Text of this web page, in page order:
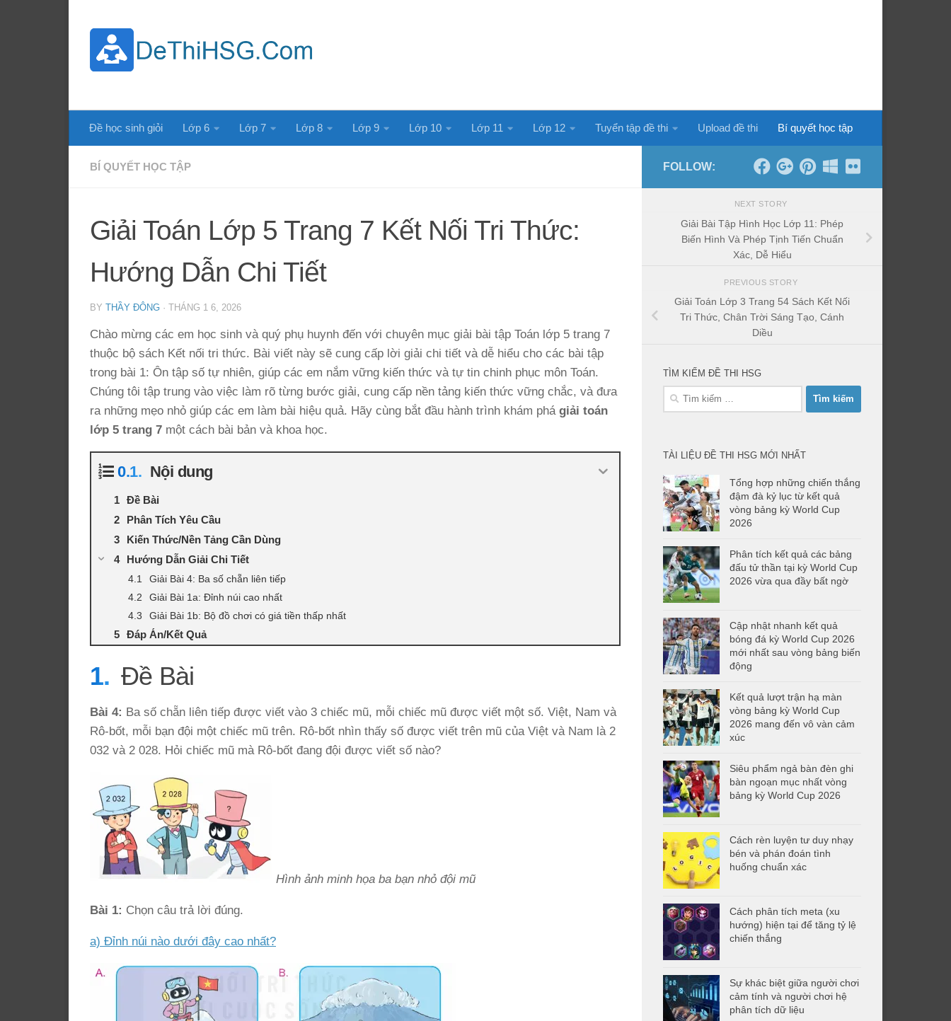
Đề học sinh giỏi Lớp 6 Lớp 7 Lớp 8 Lớp 9 Lớp 10 Lớp 11 Lớp 12 Tuyển tập đề thi Upload đề thi Bí quyết học tập
BÍ QUYẾT HỌC TẬP
Giải Toán Lớp 5 Trang 7 Kết Nối Tri Thức:
Hướng Dẫn Chi Tiết
BY THẦY ĐÔNG · THÁNG 1 6, 2026
Chào mừng các em học sinh và quý phụ huynh đến với chuyên mục giải bài tập Toán lớp 5 trang 7
thuộc bộ sách Kết nối tri thức. Bài viết này sẽ cung cấp lời giải chi tiết và dễ hiểu cho các bài tập
trong bài 1: Ôn tập số tự nhiên, giúp các em nắm vững kiến thức và tự tin chinh phục môn Toán.
Chúng tôi tập trung vào việc làm rõ từng bước giải, cung cấp nền tảng kiến thức vững chắc, và đưa
ra những mẹo nhỏ giúp các em làm bài hiệu quả. Hãy cùng bắt đầu hành trình khám phá giải toán
lớp 5 trang 7 một cách bài bản và khoa học.
Nội dung
Đề Bài
Phân Tích Yêu Cầu
Kiến Thức/Nền Tảng Cần Dùng
Hướng Dẫn Giải Chi Tiết
Giải Bài 4: Ba số chẵn liên tiếp
Giải Bài 1a: Đỉnh núi cao nhất
Giải Bài 1b: Bộ đồ chơi có giá tiền thấp nhất
Đáp Án/Kết Quả
Đề Bài
Bài 4: Ba số chẵn liên tiếp được viết vào 3 chiếc mũ, mỗi chiếc mũ được viết một số. Việt, Nam và
Rô-bốt, mỗi bạn đội một chiếc mũ trên. Rô-bốt nhìn thấy số được viết trên mũ của Việt và Nam là 2
032 và 2 028. Hỏi chiếc mũ mà Rô-bốt đang đội được viết số nào?
Hình ảnh minh họa ba bạn nhỏ đội mũ
Bài 1: Chọn câu trả lời đúng.
a) Đỉnh núi nào dưới đây cao nhất?
FOLLOW:
NEXT STORY
Giải Bài Tập Hình Học Lớp 11: Phép
Biến Hình Và Phép Tịnh Tiến Chuẩn
Xác, Dễ Hiểu
PREVIOUS STORY
Giải Toán Lớp 3 Trang 54 Sách Kết Nối
Tri Thức, Chân Trời Sáng Tạo, Cánh
Diều
TÌM KIẾM ĐỀ THI HSG
Tìm
TÀI LIỆU ĐỀ THI HSG MỚI NHẤT
Tổng hợp những chiến thắng
đậm đà kỷ lục từ kết quả
vòng bảng kỳ World Cup
2026
Phân tích kết quả các bảng
đấu tử thần tại kỳ World Cup
2026 vừa qua đầy bất ngờ
Cập nhật nhanh kết quả
bóng đá kỳ World Cup 2026
mới nhất sau vòng bảng biến
động
Kết quả lượt trận hạ màn
vòng bảng kỳ World Cup
2026 mang đến vô vàn cảm
xúc
Siêu phẩm ngả bàn đèn ghi
bàn ngoạn mục nhất vòng
bảng kỳ World Cup 2026
Cách rèn luyện tư duy nhạy
bén và phán đoán tình
huống chuẩn xác
Cách phân tích meta (xu
hướng) hiện tại để tăng tỷ lệ
chiến thắng
Sự khác biệt giữa người chơi
cảm tính và người chơi hệ
phân tích dữ liệu